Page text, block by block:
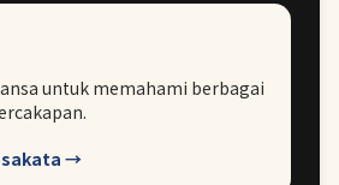
untuk memahami berbagai
→